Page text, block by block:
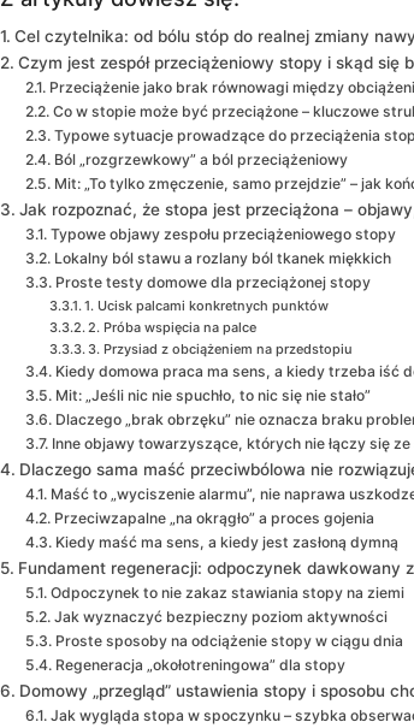
Cel czytelnika: od bólu stóp do realnej zmiany
Czym jest zespół przeciążeniowy stopy i skąd się
Przeciążenie jako brak równowagi między
Co w stopie może być przeciążone – kluczowe
Typowe sytuacje prowadzące do przeciążenia
Ból „rozgrzewkowy” a ból przeciążeniowy
Mit: „To tylko zmęczenie, samo przejdzie” – jak
Jak rozpoznać, że stopa jest przeciążona –
Typowe objawy zespołu przeciążeniowego stopy
Lokalny ból stawu a rozlany ból tkanek miękkich
Proste testy domowe dla przeciążonej stopy
1. Ucisk palcami konkretnych punktów
2. Próba wspięcia na palce
3. Przysiad z obciążeniem na przedstopiu
Kiedy domowa praca ma sens, a kiedy trzeba iść
Mit: „Jeśli nic nie spuchło, to nic się nie stało”
Dlaczego „brak obrzęku” nie oznacza braku
Inne objawy towarzyszące, których nie łączy się
Dlaczego sama maść przeciwbólowa nie
Maść to „wyciszenie alarmu”, nie naprawa
Przeciwzapalne „na okrągło” a proces gojenia
Kiedy maść ma sens, a kiedy jest zasłoną dymną
Fundament regeneracji: odpoczynek dawkowany
Odpoczynek to nie zakaz stawiania stopy na ziemi
Jak wyznaczyć bezpieczny poziom aktywności
Proste sposoby na odciążenie stopy w ciągu dnia
Regeneracja „okołotreningowa” dla stopy
Domowy „przegląd” ustawienia stopy i sposobu
Jak wygląda stopa w spoczynku – szybka